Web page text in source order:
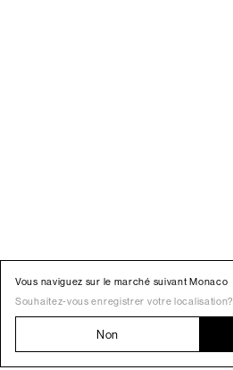
Vous naviguez sur le marché suivant Monaco
Souhaitez-vous enregistrer votre localisation?
Non